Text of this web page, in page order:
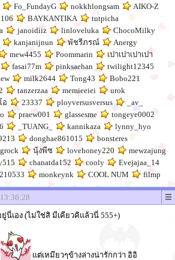
Fo_FundayG nokkhlongsam
AIKO-Z
BAYKANTIKA
tutpicha
janoidiiz linloveluka
ChocoMilky
kanjanijnun พัชรีภรณ์
Anergy
mew4455 Poommarin
เปาเปาเปาเปา
fasai77m pinksaehan
twilight12345
milk2644 Tong43
Bobo221
tanzerzaa memieeiei
urok
อ 23337 ployversusversus
_av_
praew001 glassesme
tongeye0002
_TUANG_ kannikaza
lynny_hyo
donghae861015
bonsteres
นุ้งพีซ lovehoney220
mewzajung
chanatda152 cooly
Evejajaa_14
monkeynk COOL NUM filmp
นี่เอง (ไม่ใช่สิ มีเคียวคิแล้วนี่ 555+)
แต่เหมียวๆข้างล่างน่ารักกว่า อิอิ